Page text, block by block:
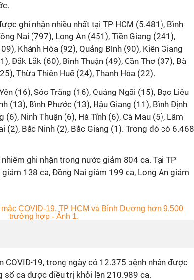
ghi nhận nhiều nhất tại TP HCM (5.481), Bình
Nai (797), Long An (451), Tiền Giang (241),
Khánh Hòa (92), Quảng Bình (90), Kiên Giang
Đắk Lắk (60), Bình Thuận (49), Cần Thơ (37), Bà
Thừa Thiên Huế (24), Thanh Hóa (22).
(16), Sóc Trăng (16), Quảng Ngãi (15), Bạc Liêu
(13), Bình Phước (13), Hậu Giang (11), Bình Định
(6), Ninh Thuận (6), Hà Tĩnh (6), Cà Mau (5), Lâm
(2), Bắc Ninh (2), Bắc Giang (1). Trong đó có 6.468
ghi nhận trong nước giảm 804 ca. Tại TP
138 ca, Đồng Nai giảm 199 ca, Long An giảm
COVID-19, trong ngày có 12.375 bệnh nhân được
số ca được điều trị khỏi lên 210.989 ca.